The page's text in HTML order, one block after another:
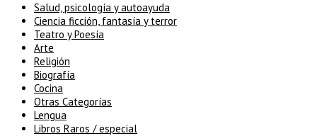
Salud, psicología y autoayuda
Ciencia ficción, fantasía y terror
Teatro y Poesía
Arte
Religión
Biografía
Cocina
Otras Categorías
Lengua
Libros Raros / especial